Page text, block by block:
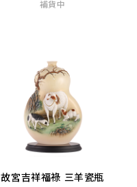
補貨中
故宮吉祥福祿 三羊瓷瓶